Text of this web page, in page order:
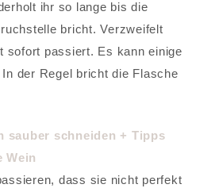
ihr so lange bis die
bricht. Verzweifelt
sofort passiert. Es kann einige
der Regel bricht die Flasche
dass sie nicht perfekt